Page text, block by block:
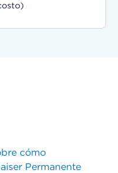
cómo
Permanente